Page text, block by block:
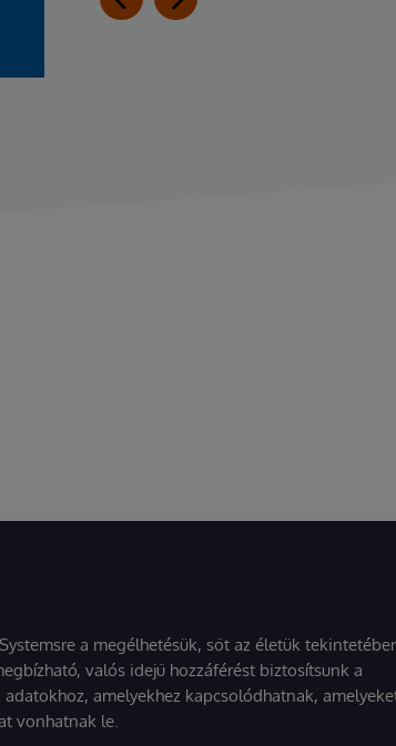
a megélhetésük, sőt az életük
valós idejű hozzáférést biztosítsunk a
amelyekhez kapcsolódhatnak,
vonhatnak le.